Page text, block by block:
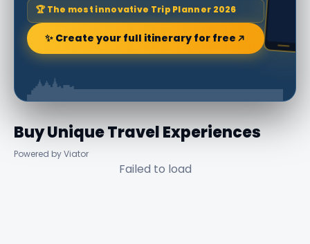
🏆 The most innovative Trip Planner 2026
✨ Create your full itinerary for free
Buy Unique Travel Experiences
Powered by Viator
Failed to load